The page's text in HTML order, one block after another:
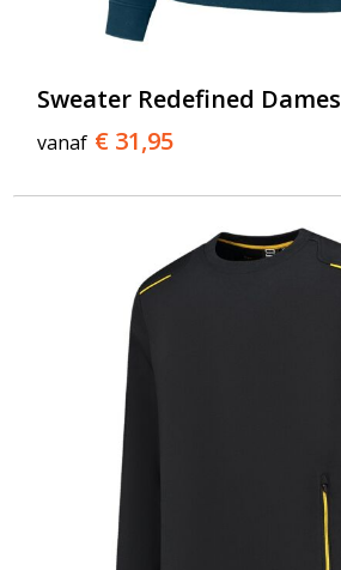
Sweater Redefined Dames
vanaf € 31,95